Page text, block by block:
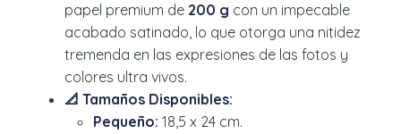
papel premium de 200 g con un impecable
acabado satinado, lo que otorga una nitidez
tremenda en las expresiones de las fotos y
colores ultra vivos.
📐 Tamaños Disponibles:
Pequeño: 18,5 x 24 cm.